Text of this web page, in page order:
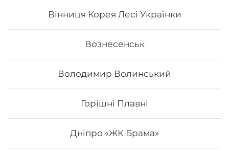
Вінниця Корея Лесі Українки
Вознесенськ
Володимир Волинський
Горішні Плавні
Дніпро «ЖК Брама»
₴